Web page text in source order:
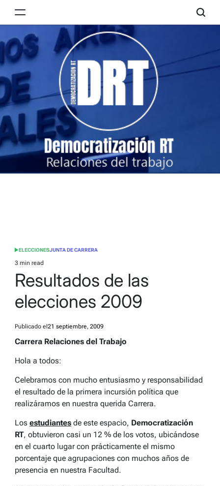
RT
POSTED
IN
ELECCIONESJUNTA DE CARRERA
Estimated
read
time
3 min read
Resultados de las
elecciones 2009
Publicado el 21 septiembre, 2009
Carrera Relaciones del Trabajo
Hola a todos:
Celebramos con mucho entusiasmo y responsabilidad
el resultado de la primera incursión política que
realizáramos en nuestra querida Carrera.
Los estudiantes de este espacio, Democratización
RT, obtuvieron casi un 12 % de los votos, ubicándose
en el cuarto lugar con prácticamente el mismo
porcentaje que agrupaciones con muchos años de
presencia en nuestra Facultad.